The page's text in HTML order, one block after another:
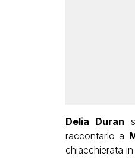
Delia Duran
raccontarlo a
chiacchierata